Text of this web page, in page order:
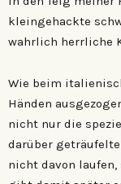
kleingehackte
wahrlich herrliche
Wie beim
Händen
nicht nur die
darüber
nicht davon laufen,